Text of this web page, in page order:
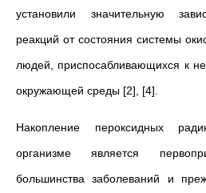
установили значительную
реакций от состояния системы
людей, приспосабливающихся к
окружающей среды [2], [4].
Накопление пероксидных
организме является
большинства заболеваний и